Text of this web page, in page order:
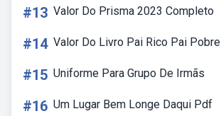
#13 Valor Do Prisma 2023 Completo
#14 Valor Do Livro Pai Rico Pai Pobre
#15 Uniforme Para Grupo De Irmãs
#16 Um Lugar Bem Longe Daqui Pdf